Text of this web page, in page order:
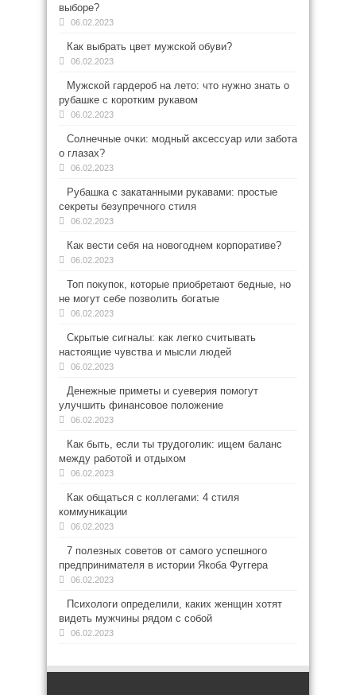
выборе?
06.02.2023
Как выбрать цвет мужской обуви?
06.02.2023
Мужской гардероб на лето: что нужно знать о
рубашке с коротким рукавом
06.02.2023
Солнечные очки: модный аксессуар или забота
о глазах?
06.02.2023
Рубашка с закатанными рукавами: простые
секреты безупречного стиля
06.02.2023
Как вести себя на новогоднем корпоративе?
06.02.2023
Топ покупок, которые приобретают бедные, но
не могут себе позволить богатые
06.02.2023
Скрытые сигналы: как легко считывать
настоящие чувства и мысли людей
06.02.2023
Денежные приметы и суеверия помогут
улучшить финансовое положение
06.02.2023
Как быть, если ты трудоголик: ищем баланс
между работой и отдыхом
06.02.2023
Как общаться с коллегами: 4 стиля
коммуникации
06.02.2023
7 полезных советов от самого успешного
предпринимателя в истории Якоба Фуггера
06.02.2023
Психологи определили, каких женщин хотят
видеть мужчины рядом с собой
06.02.2023